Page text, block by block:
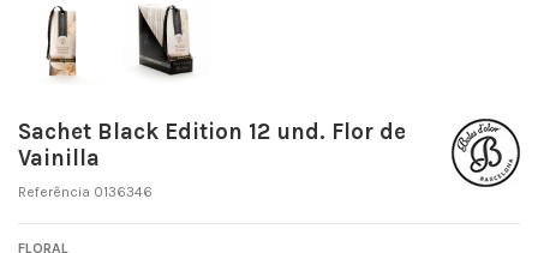
Sachet Black Edition 12 und. Flor de
Vainilla
Referência 0136346
FLORAL